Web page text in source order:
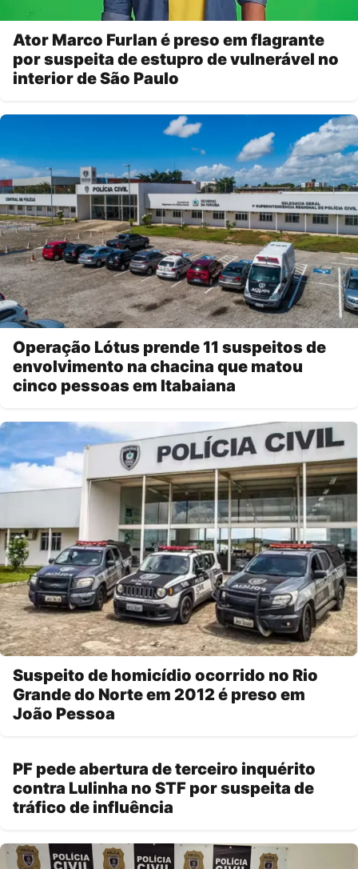
Ator Marco Furlan é preso em flagrante
por suspeita de estupro de vulnerável no
interior de São Paulo
Operação Lótus prende 11 suspeitos de
envolvimento na chacina que matou
cinco pessoas em Itabaiana
Suspeito de homicídio ocorrido no Rio
Grande do Norte em 2012 é preso em
João Pessoa
PF pede abertura de terceiro inquérito
contra Lulinha no STF por suspeita de
tráfico de influência